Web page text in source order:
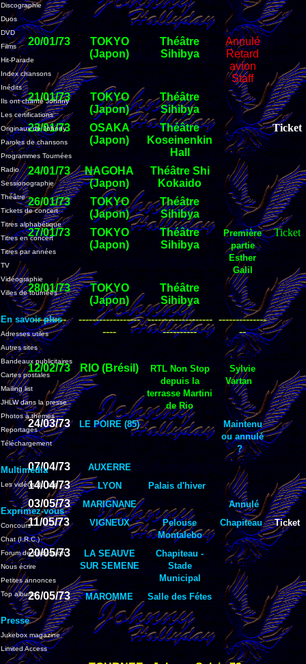
Discographie
Duos
DVD
Films
Hit-Parade
Index chansons
Inédits
Ils ont chanté Johnny
Les certifications
Originaux de Johnny
Paroles de chansons
Programmes Tournées
Radio
Sessionographie
Théâtre
Tickets de concert
Titres alphabétique
Titres en concert
Titres par années
TV
Vidéographie
Villes de tournées
En savoir plus
Adresses utiles
Autres sites
Bandeaux publicitaires
Cartes postales
Mailing list
JHLW dans la presse
Photos à thèmes
Reportages
Téléchargement
Multimédia
Les vidéos du site
Exprimez-vous
Concours
Chat (I.R.C.)
Forum de discussion
Nous écrire
Petites annonces
Top albums
Presse
Jukebox magazine
Limited Access
20/01/73
TOKYO
(Japon)
Théâtre
Sihibya
Annulé
Retard
avion
Staff
21/01/73
TOKYO
(Japon)
Théâtre
Sihibya
23/01/73
OSAKA
(Japon)
Théâtre
Koseinenkin
Hall
Ticket
24/01/73
NAGOHA
(Japon)
Théâtre Shi
Kokaido
26/01/73
TOKYO
(Japon)
Théâtre
Sihibya
27/01/73
TOKYO
(Japon)
Théâtre
Sihibya
Première
partie
Esther
Galil
Ticket
28/01/73
TOKYO
(Japon)
Théâtre
Sihibya
----------
------------------
----
-------------------
----------
--------------
--
12/02/73 RIO (Brésil)
RTL Non Stop
depuis la
terrasse Martini
de Rio
Sylvie
Vartan
24/03/73 LE POIRE (85)
Maintenu
ou annulé
?
07/04/73 AUXERRE
14/04/73 LYON Palais d'hiver
03/05/73 MARIGNANE Annulé
11/05/73 VIGNEUX
Pelouse
Montalebo
Chapiteau Ticket
20/05/73
LA SEAUVE
SUR SEMENE
Chapiteau -
Stade
Municipal
26/05/73 MAROMME Salle des Fétes